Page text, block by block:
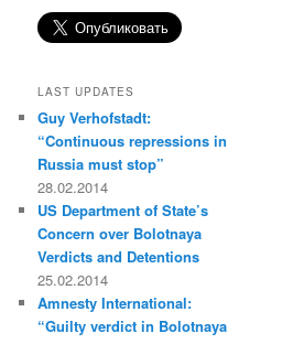
LAST UPDATES
Guy Verhofstadt:
“Continuous repressions in
Russia must stop”
28.02.2014
US Department of State’s
Concern over Bolotnaya
Verdicts and Detentions
25.02.2014
Amnesty International:
“Guilty verdict in Bolotnaya